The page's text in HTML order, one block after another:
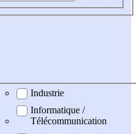
Industrie
Informatique /
Télécommunication